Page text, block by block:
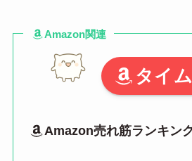
Amazon関連
タイ
Amazon売れ筋ランキン